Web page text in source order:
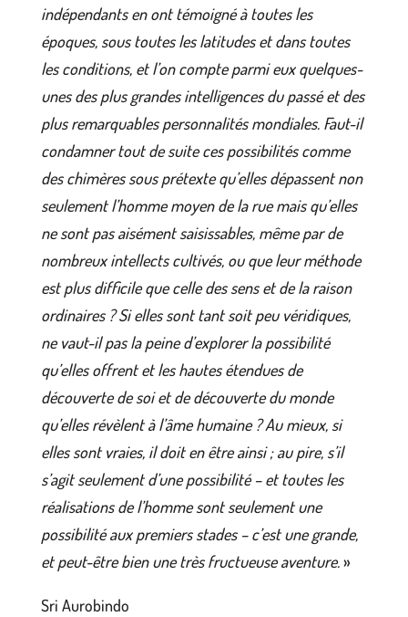
indépendants en ont témoigné à toutes les
époques, sous toutes les latitudes et dans toutes
les conditions, et l’on compte parmi eux quelques-
unes des plus grandes intelligences du passé et des
plus remarquables personnalités mondiales. Faut-il
condamner tout de suite ces possibilités comme
des chimères sous prétexte qu’elles dépassent non
seulement l’homme moyen de la rue mais qu’elles
ne sont pas aisément saisissables, même par de
nombreux intellects cultivés, ou que leur méthode
est plus difficile que celle des sens et de la raison
ordinaires ? Si elles sont tant soit peu véridiques,
ne vaut-il pas la peine d’explorer la possibilité
qu’elles offrent et les hautes étendues de
découverte de soi et de découverte du monde
qu’elles révèlent à l’âme humaine ? Au mieux, si
elles sont vraies, il doit en être ainsi ; au pire, s’il
s’agit seulement d’une possibilité – et toutes les
réalisations de l’homme sont seulement une
possibilité aux premiers stades – c’est une grande,
et peut-être bien une très fructueuse aventure.»
Sri Aurobindo